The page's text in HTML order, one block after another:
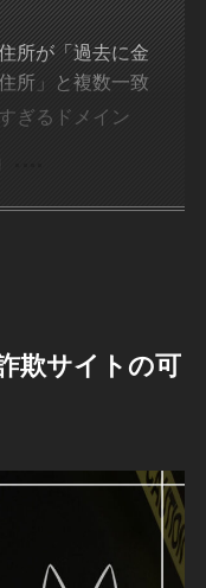
所が「過去に金
所」と複数一致
ぎるドメイン
欺サイトの可